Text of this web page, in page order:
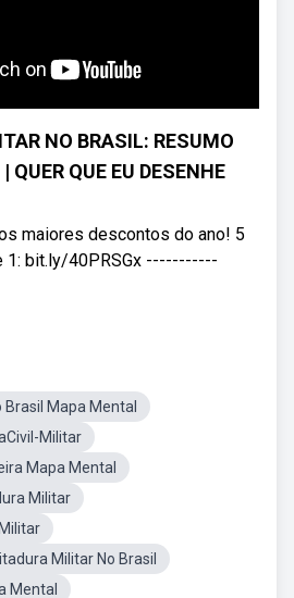
NO BRASIL: RESUMO
QUER QUE EU DESENHE
maiores descontos do ano! 5
1: bit.ly/40PRSGx -----------
Mapa Mental
Militar
Mapa Mental
Militar
Militar No Brasil
Mental